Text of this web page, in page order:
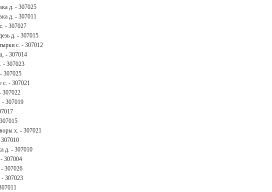
д. - 307025
д. - 307011
- 307027
д. - 307015
с. - 307012
- 307014
- 307023
307025
с. - 307021
307022
- 307019
х. - 307021
д. - 307010
307004
- 307026
- 307023